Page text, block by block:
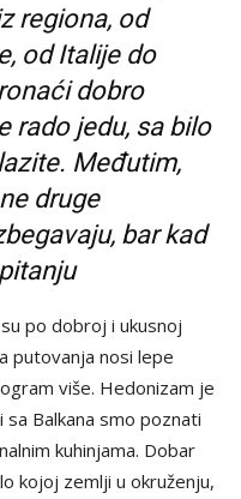
regiona, od
od Italije do
dobro
rado jedu, sa bilo
Međutim,
druge
bar kad
po dobroj i ukusnoj
putovanja nosi lepe
više. Hedonizam je
Balkana smo poznati
kuhinjama. Dobar
kojoj zemlji u okruženju,